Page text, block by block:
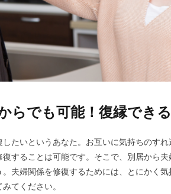
らでも可能！復縁でき
たいというあなた。お互いに気持ちのす
することは可能です。そこで、別居から
夫婦関係を修復するためには、とにかく
てください。